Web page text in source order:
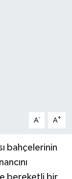
A- A+
bahçelerinin